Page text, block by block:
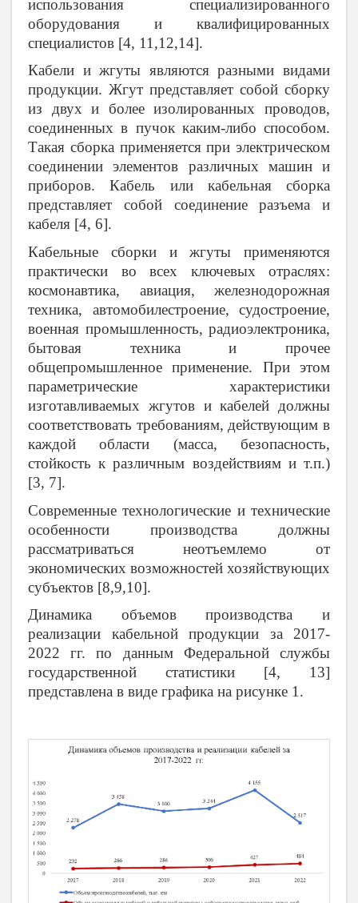
использования специализированного
оборудования и квалифицированных
специалистов [4, 11,12,14].
Кабели и жгуты являются разными видами
продукции. Жгут представляет собой сборку
из двух и более изолированных проводов,
соединенных в пучок каким-либо способом.
Такая сборка применяется при электрическом
соединении элементов различных машин и
приборов. Кабель или кабельная сборка
представляет собой соединение разъема и
кабеля [4, 6].
Кабельные сборки и жгуты применяются
практически во всех ключевых отраслях:
космонавтика, авиация, железнодорожная
техника, автомобилестроение, судостроение,
военная промышленность, радиоэлектроника,
бытовая техника и прочее
общепромышленное применение. При этом
параметрические характеристики
изготавливаемых жгутов и кабелей должны
соответствовать требованиям, действующим в
каждой области (масса, безопасность,
стойкость к различным воздействиям и т.п.)
[3, 7].
Современные технологические и технические
особенности производства должны
рассматриваться неотъемлемо от
экономических возможностей хозяйствующих
субъектов [8,9,10].
Динамика объемов производства и
реализации кабельной продукции за 2017-
2022 гг. по данным Федеральной службы
государственной статистики [4, 13]
представлена в виде графика на рисунке 1.